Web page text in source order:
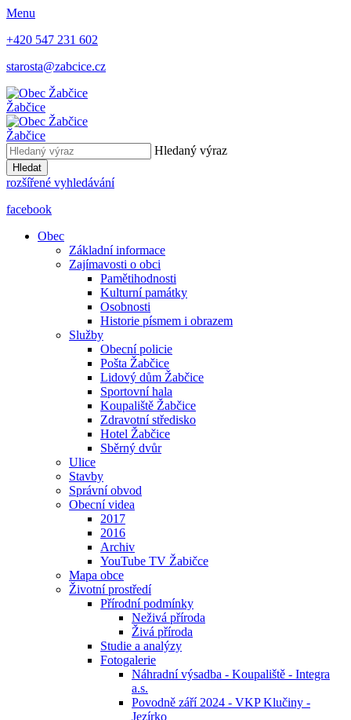
Menu
+420 547 231 602
starosta@zabcice.cz
Žabčice
Žabčice
Hledaný výraz
Hledat
rozšířené vyhledávání
facebook
Obec
Základní informace
Zajímavosti o obci
Pamětihodnosti
Kulturní památky
Osobnosti
Historie písmem i obrazem
Služby
Obecní policie
Pošta Žabčice
Lidový dům Žabčice
Sportovní hala
Koupaliště Žabčice
Zdravotní středisko
Hotel Žabčice
Sběrný dvůr
Ulice
Stavby
Správní obvod
Obecní videa
2017
2016
Archiv
YouTube TV Žabičce
Mapa obce
Životní prostředí
Přírodní podmínky
Neživá příroda
Živá příroda
Studie a analýzy
Fotogalerie
Náhradní výsadba - Koupaliště - Integra
a.s.
Povodně září 2024 - VKP Klučiny -
Jezírko